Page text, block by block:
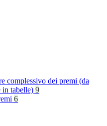
complessivo dei premi (da
in tabelle) 9
6